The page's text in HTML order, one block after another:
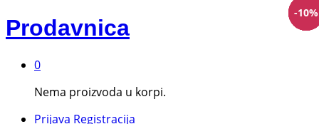
Prodavnica
0
Nema proizvoda u korpi.
Prijava Registracija
-15%
-10%
-10%
-10%
-10%